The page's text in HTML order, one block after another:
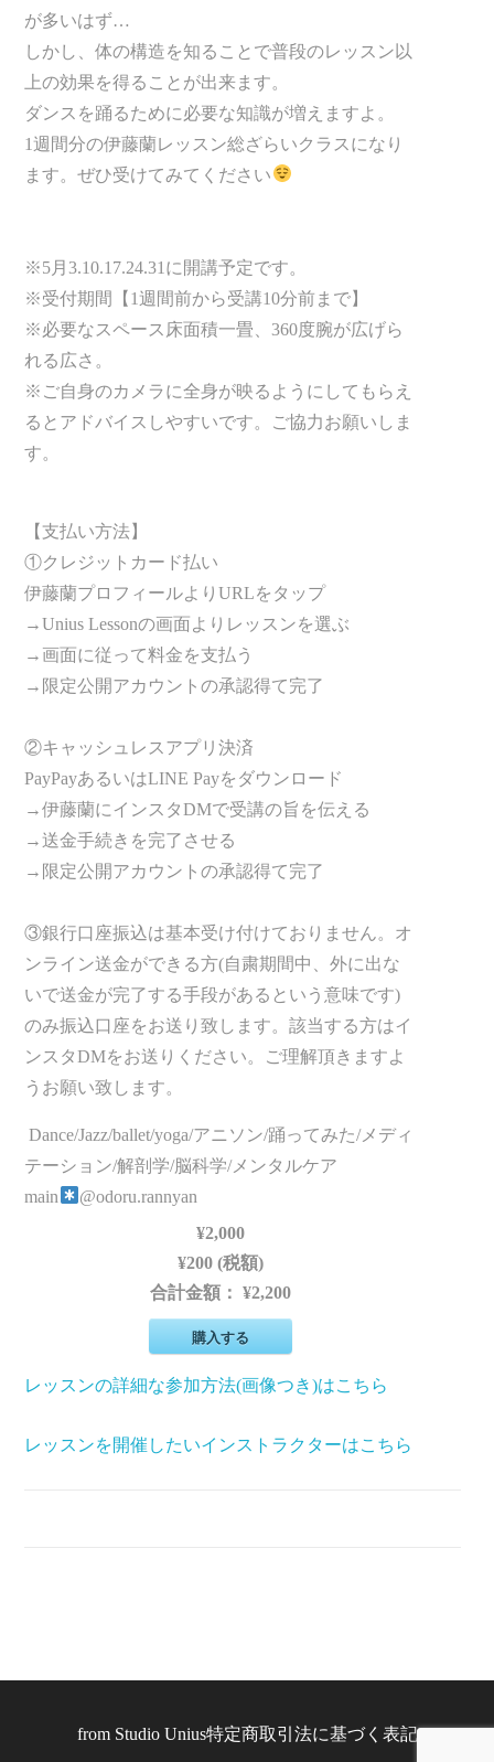
が多いはず…
しかし、体の構造を知ることで普段のレッスン以
上の効果を得ることが出来ます。
ダンスを踊るために必要な知識が増えますよ。
1週間分の伊藤蘭レッスン総ざらいクラスになり
ます。ぜひ受けてみてください
※5月3.10.17.24.31に開講予定です。
※受付期間【1週間前から受講10分前まで】
※必要なスペース床面積一畳、360度腕が広げら
れる広さ。
※ご自身のカメラに全身が映るようにしてもらえ
るとアドバイスしやすいです。ご協力お願いしま
す。
【支払い方法】
①クレジットカード払い
伊藤蘭プロフィールよりURLをタップ
→Unius Lessonの画面よりレッスンを選ぶ
→画面に従って料金を支払う
→限定公開アカウントの承認得て完了
②キャッシュレスアプリ決済
PayPayあるいはLINE Payをダウンロード
→伊藤蘭にインスタDMで受講の旨を伝える
→送金手続きを完了させる
→限定公開アカウントの承認得て完了
③銀行口座振込は基本受け付けておりません。オ
ンライン送金ができる方(自粛期間中、外に出な
いで送金が完了する手段があるという意味です)
のみ振込口座をお送り致します。該当する方はイ
ンスタDMをお送りください。ご理解頂きますよ
うお願い致します。
Dance/Jazz/ballet/yoga/アニソン/踊ってみた/メディ
テーション/解剖学/脳科学/メンタルケア
main
@odoru.rannyan
¥2,000
¥200 (税額)
合計金額：¥2,200
購入する
レッスンの詳細な参加方法(画像つき)はこちら
レッスンを開催したいインストラクターはこちら
from Studio Unius特定商取引法に基づく表記